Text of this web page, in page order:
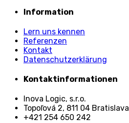
Information
Lern uns kennen
Referenzen
Kontakt
Datenschutzerklärung
Kontaktinformationen
Inova Logic, s.r.o.
Topoľová 2, 811 04 Bratislava
+421 254 650 242